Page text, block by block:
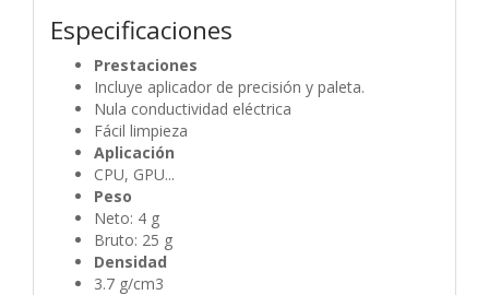
Especificaciones
Prestaciones
Incluye aplicador de precisión y paleta.
Nula conductividad eléctrica
Fácil limpieza
Aplicación
CPU, GPU...
Peso
Neto: 4 g
Bruto: 25 g
Densidad
3.7 g/cm3